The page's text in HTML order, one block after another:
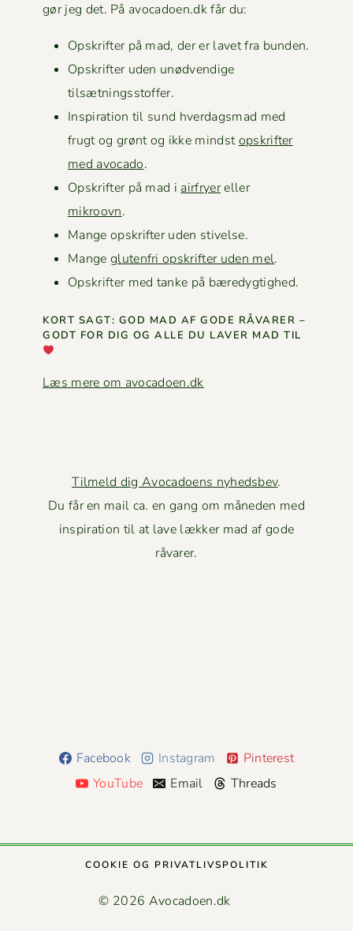
gør jeg det. På avocadoen.dk får du:
Opskrifter på mad, der er lavet fra bunden.
Opskrifter uden unød­vendi­ge
tilsætningsstoffer.
Inspi­ra­tion til sund hverdags­mad med
frugt og grønt og ikke mindstopskrifter
med avo­ca­do.
Opskrifter på mad iair­fry­ereller
mikroovn.
Mange opskrifter uden stivelse.
Mange gluten­fri opskrifter uden mel.
Opskrifter med tanke på bæredygtighed.
KORT SAGT: GOD MAD AF GODE RÅVAR­ER –
GODT FOR DIG OG ALLE DU LAVER MAD TIL
Læs mere om avocadoen.dk
Tilmeld dig Avocadoens nyhedsbev.
Du får en mail ca. en gang om måneden med
inspiration til at lave lækker mad af gode
råvarer.
Facebook Instagram
Pinterest
YouTube
Email Threads
COOK­IE OG PRIVATLIVSPOLITIK
© 2026 Avocadoen.dk